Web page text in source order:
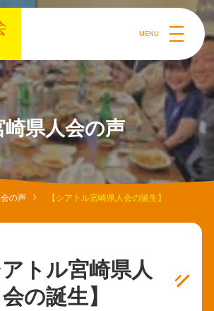
MENU
崎県人会の声
の声 【シアトル宮崎県人会の誕生】
アトル宮崎県人
会の誕生】